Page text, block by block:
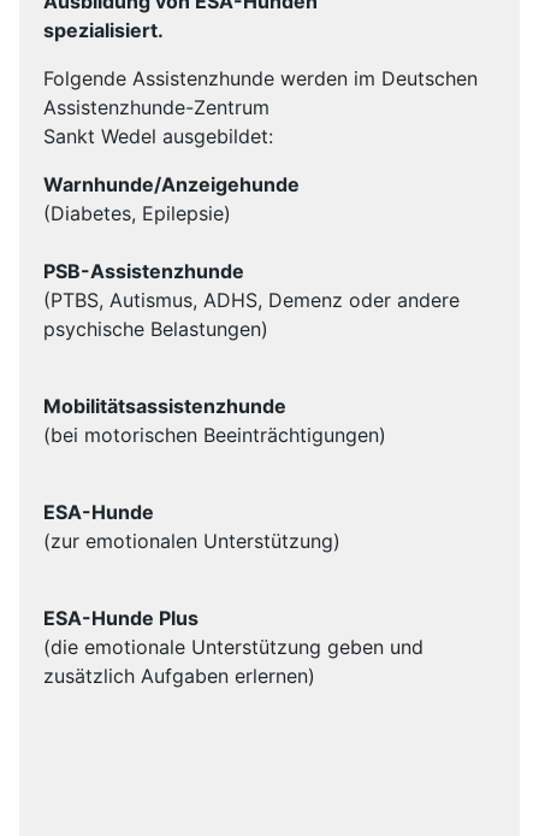
spezialisiert.
Folgende Assistenzhunde werden im Deutschen
Assistenzhunde-Zentrum
Sankt Wedel ausgebildet:
Warnhunde/Anzeigehunde
(Diabetes, Epilepsie)
PSB-Assistenzhunde
(PTBS, Autismus, ADHS, Demenz oder andere
psychische Belastungen)
Mobilitätsassistenzhunde
(bei motorischen Beeinträchtigungen)
ESA-Hunde
(zur emotionalen Unterstützung)
ESA-Hunde Plus
(die emotionale Unterstützung geben und
zusätzlich Aufgaben erlernen)